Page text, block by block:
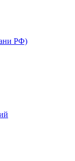
РФ)